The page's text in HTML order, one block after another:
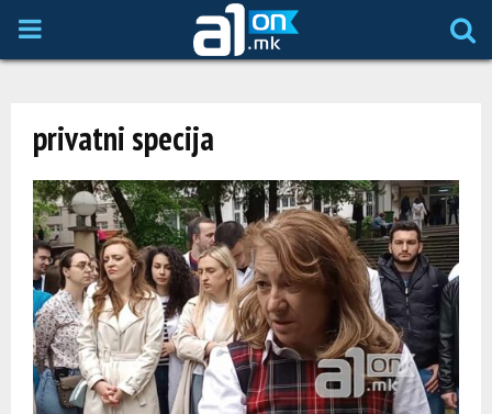
P
M
A
R
Y
privatni specija